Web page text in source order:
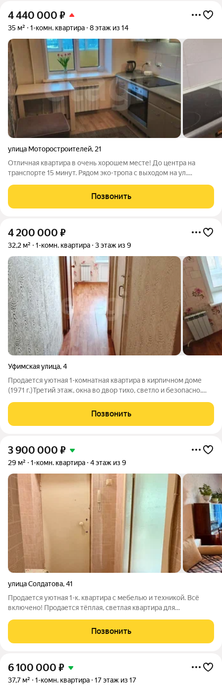
4 440 000 ₽
35 м² 1-комн. квартира 8 этаж из 14
улица Моторостроителей, 21
Отличная квартира в очень хорошем месте! До центра на
транспорте 15 минут. Рядом эко-тропа с выходом на ул.
маршрутки с выездом на комсомольскую площадь. Школа,
садик, Серебрянский парк и развитая
Позвонить
4 200 000 ₽
32,2 м² 1-комн. квартира 3 этаж из 9
Уфимская улица,4
Продается уютная 1-комнатная квартира в кирпичном доме
(1971 г.)Третий этаж, окна во двор тихо, светло и безопасно.
жизни в обжитом районе с развитой инфраструктурой. О
квартире
Позвонить
3 900 000 ₽
29 м² 1-комн. квартира 4 этаж из 9
улица Солдатова,41
Продается уютная 1-к. квартира с мебелью и техникой. Всё
включено! Продается тёплая, светлая квартира для
техникой (2 стиральные машины, холодильник,
микроволновка, диваны, шкафы). Можно жить
Позвонить
6 100 000 ₽
37,7 м² 1-комн. квартира 17 этаж из 17